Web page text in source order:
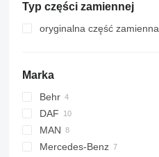
Typ części zamiennej
oryginalna część zamienna
Marka
Behr
DAF
XF
Stralis
MAN
TGA
Mercedes-Benz